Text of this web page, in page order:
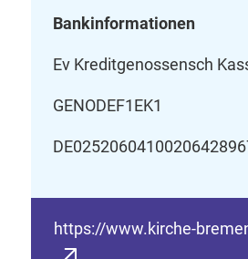
Bankinformationen
Ev Kreditgenossensch
GENODEF1EK1
https://www.kirche-